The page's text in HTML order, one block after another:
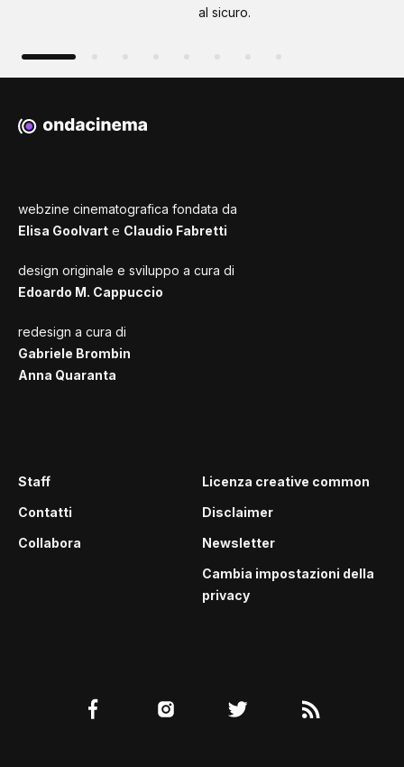
al sicuro.
webzine cinematografica fondata da
Elisa Goolvart e Claudio Fabretti
design originale e sviluppo a cura di
Edoardo M. Cappuccio
redesign a cura di
Gabriele Brombin
Anna Quaranta
Staff
Contatti
Collabora
Licenza creative common
Disclaimer
Newsletter
Cambia impostazioni della
privacy